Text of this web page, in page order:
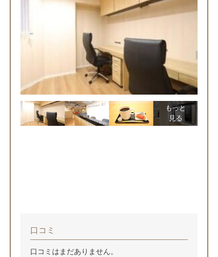
もっと
見る
口コミ
口コミはまだありません。